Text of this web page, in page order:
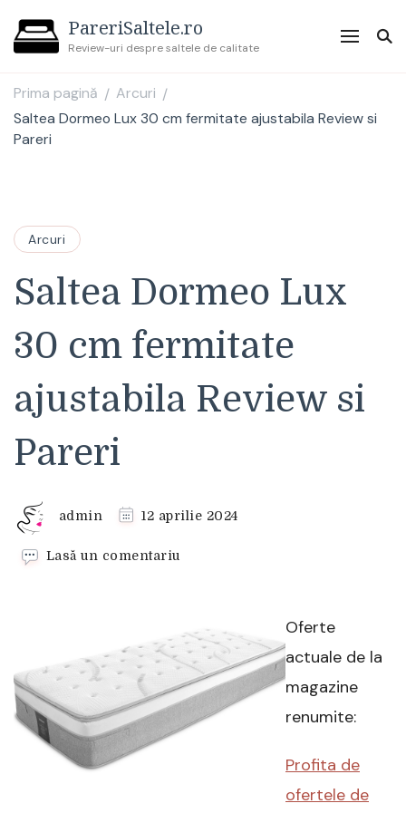
PareriSaltele.ro
Review-uri despre saltele de calitate
Prima pagină / Arcuri /
Saltea Dormeo Lux 30 cm fermitate ajustabila Review si
Pareri
Arcuri
Saltea Dormeo Lux
30 cm fermitate
ajustabila Review si
Pareri
admin 12 aprilie 2024
Lasă un comentariu
30
cm
fermitate
ajustabila
Review
si
Oferte
actuale de la
magazine
renumite:
Profita de
ofertele de